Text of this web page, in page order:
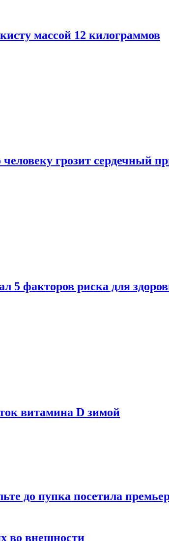
массой 12 килограммов
грозит сердечный
5 факторов риска для
витамина D зимой
до пупка посетила
во внешности